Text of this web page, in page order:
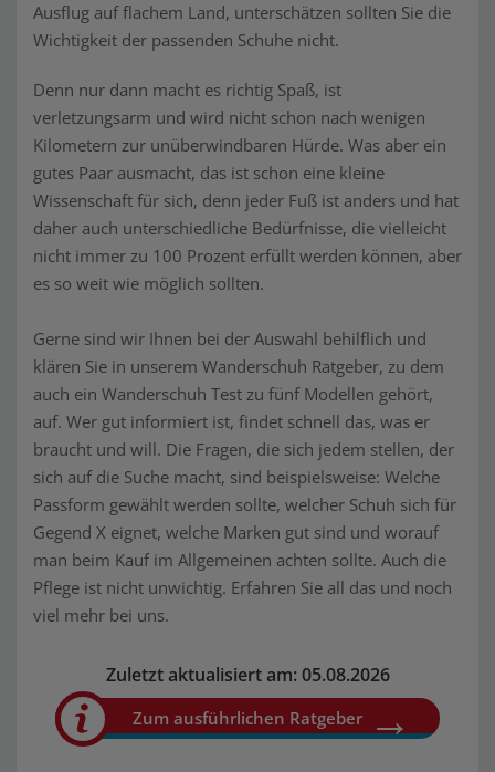
Ausflug auf flachem Land, unterschätzen sollten Sie die
Wichtigkeit der passenden Schuhe nicht.
Denn nur dann macht es richtig Spaß, ist
verletzungsarm und wird nicht schon nach wenigen
Kilometern zur unüberwindbaren Hürde. Was aber ein
gutes Paar ausmacht, das ist schon eine kleine
Wissenschaft für sich, denn jeder Fuß ist anders und hat
daher auch unterschiedliche Bedürfnisse, die vielleicht
nicht immer zu 100 Prozent erfüllt werden können, aber
es so weit wie möglich sollten.
Gerne sind wir Ihnen bei der Auswahl behilflich und
klären Sie in unserem Wanderschuh Ratgeber, zu dem
auch ein Wanderschuh Test zu fünf Modellen gehört,
auf. Wer gut informiert ist, findet schnell das, was er
braucht und will. Die Fragen, die sich jedem stellen, der
sich auf die Suche macht, sind beispielsweise: Welche
Passform gewählt werden sollte, welcher Schuh sich für
Gegend X eignet, welche Marken gut sind und worauf
man beim Kauf im Allgemeinen achten sollte. Auch die
Pflege ist nicht unwichtig. Erfahren Sie all das und noch
viel mehr bei uns.
Zuletzt aktualisiert am: 05.08.2026
Zum ausführlichen Ratgeber